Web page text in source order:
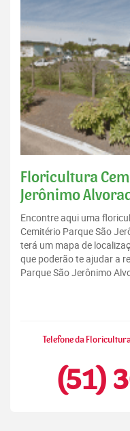
Floricultura
Jerônimo
Encontre aqui uma
Cemitério Parque São
terá um mapa de
que poderão te ajudar a
Parque São Jerônimo
Telefone da
(51)